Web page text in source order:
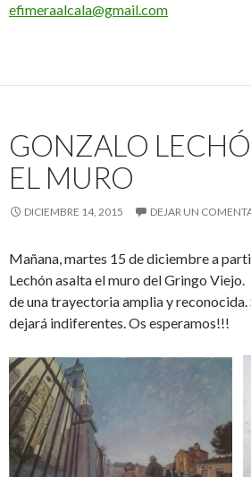
efimeraalcala@gmail.com
GONZALO
EL MURO
DICIEMBRE 14, 2015 DEJAR UN
Mañana, martes 15 de diciembre a
Lechón asalta el muro del Gringo Viejo.
de una trayectoria amplia y reconocida.
dejará indiferentes. Os esperamos!!!